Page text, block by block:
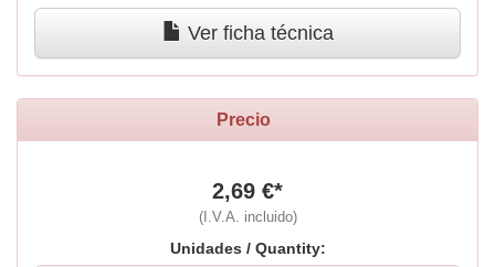
Ver ficha técnica
Precio
2,69 €*
(I.V.A. incluido)
Unidades / Quantity: